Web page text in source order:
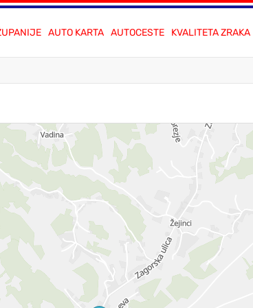
AUTO KARTA AUTOCESTE KVALITETA ZRAKA